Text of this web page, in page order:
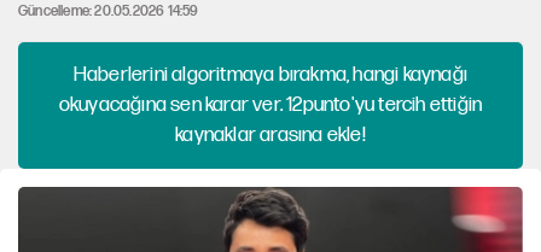
Güncelleme: 20.05.2026 14:59
Haberlerini algoritmaya bırakma, hangi kaynağı
okuyacağına sen karar ver. 12punto'yu tercih ettiğin
kaynaklar arasına ekle!